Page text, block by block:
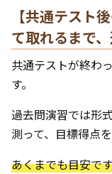
【共通テスト
て取れるまで
共通テストが終わ
す。
過去問演習では形
測って、目標得点
あくまでも目安で